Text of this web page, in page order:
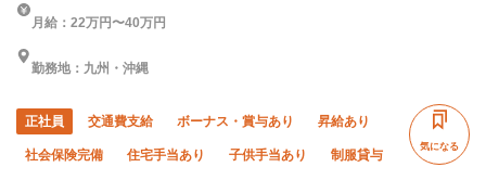
月給：22万円〜40万円
勤務地：九州・沖縄
正社員 交通費支給 ボーナス・賞与あり 昇給あり
社会保険完備 住宅手当あり 子供手当あり 制服貸与
気になる